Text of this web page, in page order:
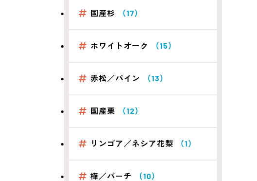
国産杉 （17）
ホワイトオーク （15）
赤松／パイン （13）
国産栗 （12）
リンゴア／ネシア花梨 （1）
樺／バーチ （10）